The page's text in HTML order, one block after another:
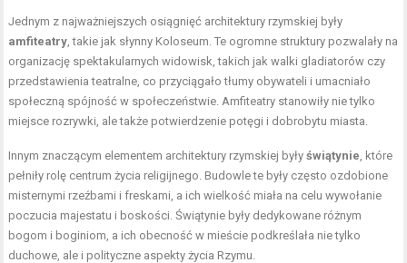
Jednym z najważniejszych osiągnięć architektury rzymskiej były
amfiteatry , takie jak słynny Koloseum. Te ogromne struktury pozwalały na
organizację spektakularnych widowisk, takich jak walki gladiatorów czy
przedstawienia teatralne, co przyciągało tłumy obywateli i umacniało
społeczną spójność w społeczeństwie. Amfiteatry stanowiły nie tylko
miejsce rozrywki, ale także potwierdzenie potęgi i dobrobytu miasta.
Innym znaczącym elementem architektury rzymskiej byłyświątynie , które
pełniły rolę centrum życia religijnego. Budowle te były często ozdobione
misternymi rzeźbami i freskami, a ich wielkość miała na celu wywołanie
poczucia majestatu i boskości. Świątynie były dedykowane różnym
bogom i boginiom, a ich obecność w mieście podkreślała nie tylko
duchowe, ale i polityczne aspekty życia Rzymu.